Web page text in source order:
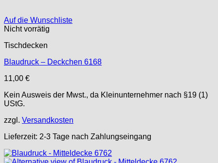
Auf die Wunschliste
Nicht vorrätig
Tischdecken
Blaudruck – Deckchen 6168
11,00 €
Kein Ausweis der Mwst., da Kleinunternehmer nach §19 (1)
UStG.
zzgl. Versandkosten
Lieferzeit: 2-3 Tage nach Zahlungseingang